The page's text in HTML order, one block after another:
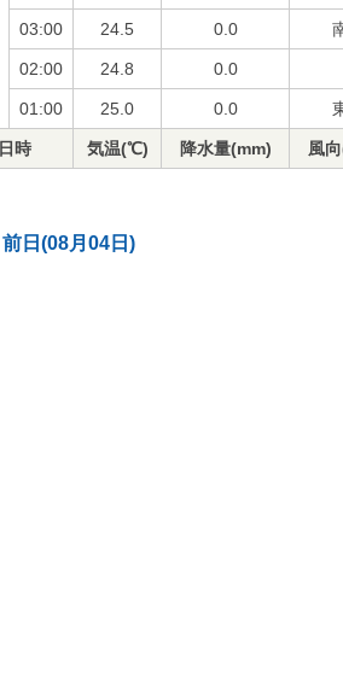
03:00 24.5 0.0
02:00 24.8 0.0
01:00 25.0 0.0
日時 気温(℃) 降水量(mm) 風
前日(08月04日)